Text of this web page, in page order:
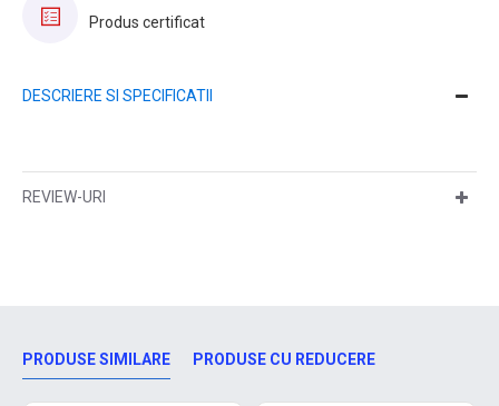
Produs certificat
DESCRIERE SI SPECIFICATII
REVIEW-URI
PRODUSE SIMILARE PRODUSE CU REDUCERE